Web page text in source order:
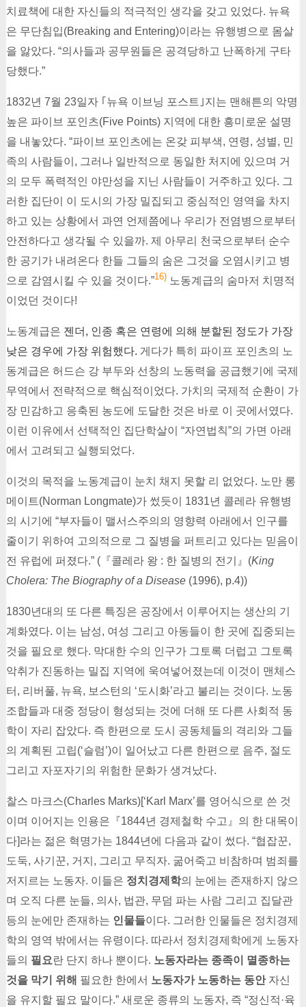
치료책에 대한 자신들의 적극적인 생각을 갖고 있었다. 뉴욕
은 무단침입(Breaking and Entering)이라는 유행병으로 몸살
을 앓았다. “의사들과 공무원들은 공격당하고 난폭하게 구타
당했다.”
1832년 7월 23일자 ｢뉴욕 이브닝 포스트｣지는 맨해튼의 악명
높은 파이브 포인츠(Five Points) 지역에 대한 흥미로운 설명
을 내놓았다. “파이브 포인츠에는 온갖 피부색, 연령, 성별, 민
족의 사람들이, 그러나 일반적으로 동일한 처지에 있으며 거
의 모두 폭력적인 야만성을 지닌 사람들이 거주하고 있다. 그
러한 집단이 이 도시의 가장 밀집되고 중심적인 영역을 차지
하고 있는 상황에서 과연 언제쯤에나 우리가 전염병으로부터
안전하다고 생각될 수 있을까. 제 아무리 천국으로부터 순수
한 공기가 내려온다 한들 그들의 숨은 그것을 오염시키고 병
으로 감염시킬 수 있을 것이다.”16) 노동계급의 숨마저 치명적
이었던 것이다!
노동계급은 젠더, 인종 혹은 연령에 의해 분할된 정도가 가장
낮은 경우에 가장 위험했다. 게다가 특히 파이프 포인츠의 노
동계급은 허드슨 강 부두와 선창의 노동력을 공급했기에 국제
무역에서 전략적으로 핵심적이었다. 가치의 국제적 순환이 가
장 민감하고 응축된 농도에 도달한 것은 바로 이 곳에서였다.
이런 이유에서 선택적인 집단학살이 “자연법칙”의 가면 아래
에서 고려되고 실행되었다.
이것의 목적을 노동계급이 눈치 채지 못할 리 없었다. 노만 롱
메이트(Norman Longmate)가 썼듯이 1831년 콜레라 유행병
의 시기에 “부자들이 맬서스주의의 영향력 아래에서 인구를
줄이기 위하여 고의적으로 그 질병을 퍼트리고 있다는 믿음이
전 유럽에 퍼졌다.” (『콜레라 왕 : 한 질병의 전기』(King
Cholera: The Biography of a Disease (1996), p.4))
1830년대의 또 다른 특징은 공장에서 이루어지는 생산의 기
계화였다. 이는 남성, 여성 그리고 아동들이 한 곳에 집중되는
것을 필요로 했다. 막대한 수의 인구가 그토록 더럽고 그토록
악취가 진동하는 밀집 지역에 욱여넣어졌는데 이것이 맨체스
터, 리버풀, 뉴욕, 보스턴의 ‘도시화’라고 불리는 것이다. 노동
조합들과 대중 정당이 형성되는 것에 더해 또 다른 사회적 동
학이 자리 잡았다. 즉 한편으로 도시 공동체들의 격리와 그들
의 계획된 고립(‘슬럼’)이 일어났고 다른 한편으로 음주, 절도
그리고 자포자기의 위험한 문화가 생겨났다.
찰스 마크스(Charles Marks)[‘Karl Marx’를 영어식으로 쓴 것
이며 이어지는 인용은『1844년 경제철학 수고』의 한 대목이
다]라는 젊은 혁명가는 1844년에 다음과 같이 썼다. “협잡꾼,
도둑, 사기꾼, 거지, 그리고 무직자. 굶어죽고 비참하며 범죄를
저지르는 노동자. 이들은 정치경제학의 눈에는 존재하지 않으
며 오직 다른 눈들, 의사, 법관, 무덤 파는 사람 그리고 집달관
등의 눈에만 존재하는 인물들이다. 그러한 인물들은 정치경제
학의 영역 밖에서는 유령이다. 따라서 정치경제학에게 노동자
들의 필요 란 단지 하나 뿐이다. 노동자라는 종족이 멸종하는
것을 막기 위해 필요한 한에서 노동자가 노동하는 동안자신
을 유지할 필요 말이다.” 새로운 종류의 노동자, 즉 “정신적·육